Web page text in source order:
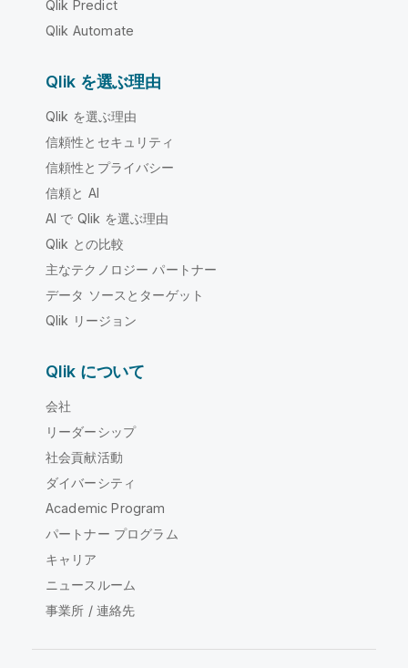
Qlik Predict
Qlik Automate
Qlik を選ぶ理由
Qlik を選ぶ理由
信頼性とセキュリティ
信頼性とプライバシー
信頼と AI
AI で Qlik を選ぶ理由
Qlik との比較
主なテクノロジー パートナー
データ ソースとターゲット
Qlik リージョン
Qlik について
会社
リーダーシップ
社会貢献活動
ダイバーシティ
Academic Program
パートナー プログラム
キャリア
ニュースルーム
事業所 / 連絡先